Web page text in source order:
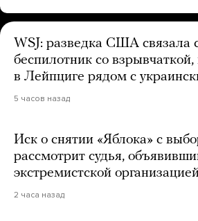
WSJ: разведка США связала
беспилотник со
в Лейпциге рядом с
5 часов назад
Иск о снятии «Яблока» с
рассмотрит судья,
экстремистской
2 часа назад